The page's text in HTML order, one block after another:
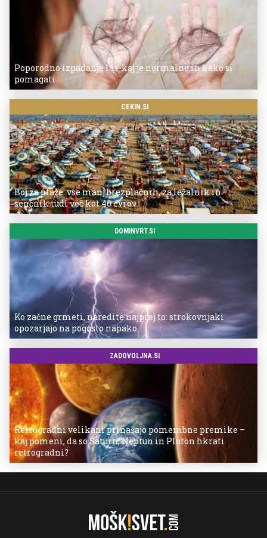
Poporodno izpadanje las: kaj je normalno in kako si
pomagati
CEKIN.SI
Boj za plaže: vse manj brezplačnih, za ležalnik in
senčnik tudi več kot 40 evrov
DOMINVRT.SI
Ko začne grmeti, naredite najprej to: strokovnjaki
opozarjajo na pogosto napako
ZADOVOLJNA.SI
Retrogradni velikani prinašajo pomembne premike –
kaj pomeni, da so Saturn, Neptun in Pluton hkrati
retrogradni?